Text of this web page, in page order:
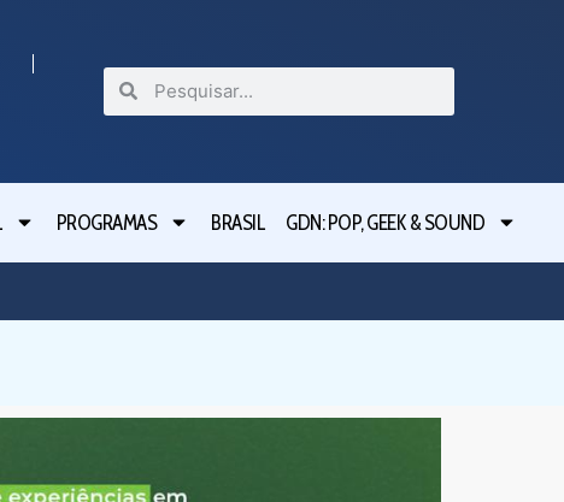
PROGRAMAS BRASIL GDN: POP, GEEK & SOUND